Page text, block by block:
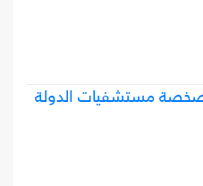
مستشفيات الدولة